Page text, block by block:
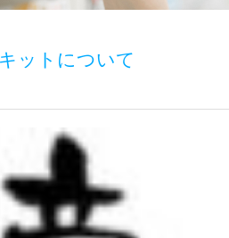
ットについて